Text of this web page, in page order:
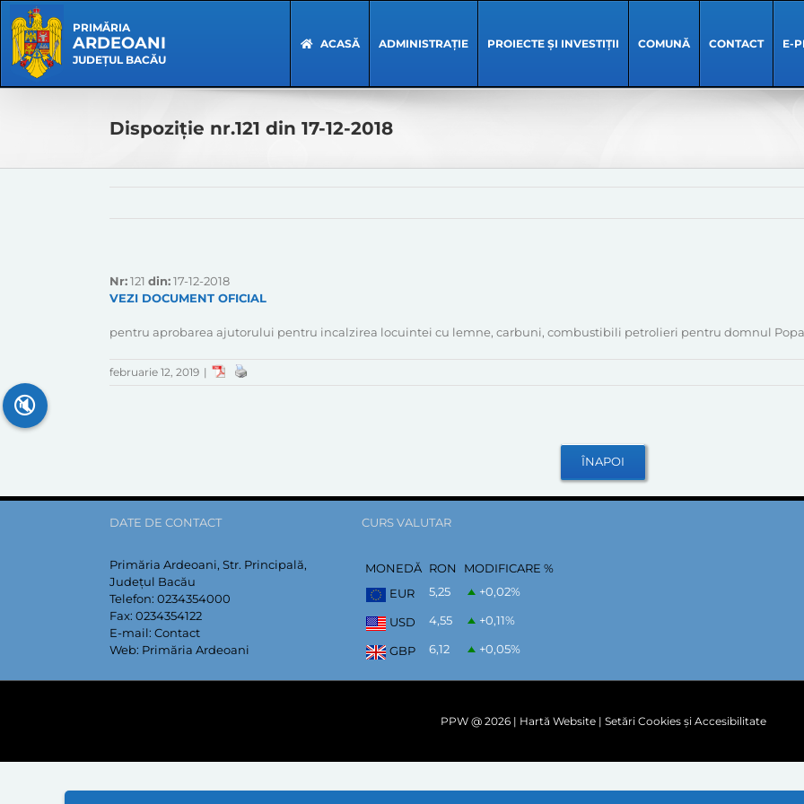
content
Navigation
PRIMĂRIA
ARDEOANI
JUDEȚUL BACĂU
ACASĂ ADMINISTRAȚIE PROIECTE ȘI INVESTIȚII COMUNĂ CONTACT E-
Dispoziție nr.121 din 17-12-2018
Nr:121 din:17-12-2018
VEZI DOCUMENT OFICIAL
pentru aprobarea ajutorului pentru incalzirea locuintei cu lemne, carbuni, combustibili petrolieri pentru domnul
februarie 12, 2019 |
DATE DE CONTACT
Primăria Ardeoani, Str. Principală,
Județul Bacău
Telefon: 0234354000
Fax: 0234354122
E-mail: Contact
Web: Primăria Ardeoani
CURS VALUTAR
MONEDĂ RON
MODIFICARE %
EUR
5,25 +0,02%
USD 4,55 +0,11%
GBP 6,12 +0,05%
PPW @ 2026 | Hartă Website| Setări Cookies și Accesibilitate
🔇